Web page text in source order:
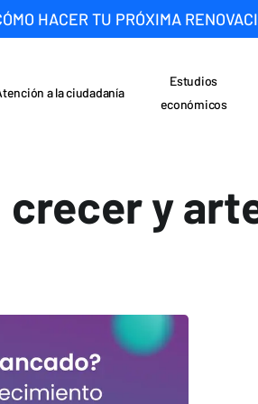
HACER TU PRÓXIMA
a la ciudadanía
Estudios
económicos
crecer y